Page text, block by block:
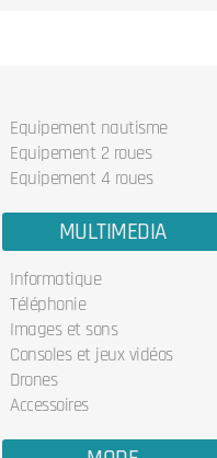
Equipement nautisme
Equipement 2 roues
Equipement 4 roues
MULTIMEDIA
Informatique
Téléphonie
Images et sons
Consoles et jeux vidéos
Drones
Accessoires